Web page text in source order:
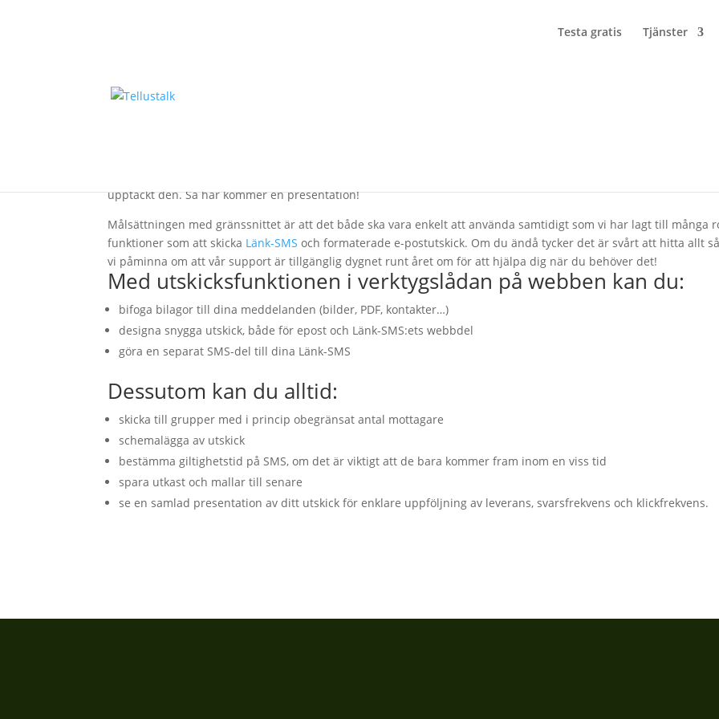
Testa gratis Tjänster
upptäckt den. Så här kommer en presentation!
Målsättningen med gränssnittet är att det både ska vara enkelt att använda samtidigt som vi har lagt till många
funktioner som att skicka Länk-SMS och formaterade e-postutskick. Om du ändå tycker det är svårt att hitta allt
vi påminna om att vår support är tillgänglig dygnet runt året om för att hjälpa dig när du behöver det!
Med utskicksfunktionen i verktygslådan på webben kan du:
bifoga bilagor till dina meddelanden (bilder, PDF, kontakter…)
designa snygga utskick, både för epost och Länk-SMS:ets webbdel
göra en separat SMS-del till dina Länk-SMS
Dessutom kan du alltid:
skicka till grupper med i princip obegränsat antal mottagare
schemalägga av utskick
bestämma giltighetstid på SMS, om det är viktigt att de bara kommer fram inom en viss tid
spara utkast och mallar till senare
se en samlad presentation av ditt utskick för enklare uppföljning av leverans, svarsfrekvens och klickfrekvens.